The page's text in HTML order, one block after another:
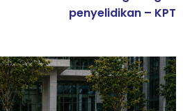
penyelidikan – KPT